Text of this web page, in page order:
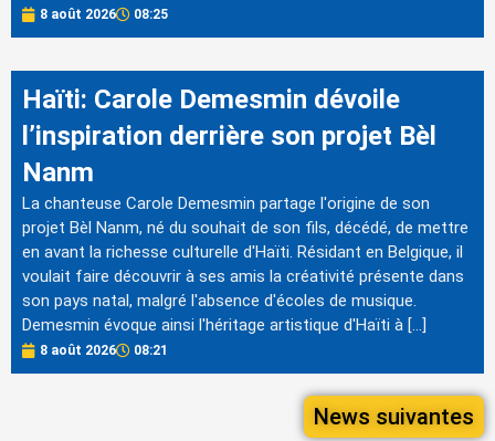
8 août 2026 08:25
Haïti: Carole Demesmin dévoile
l’inspiration derrière son projet Bèl
Nanm
La chanteuse Carole Demesmin partage l'origine de son
projet Bèl Nanm, né du souhait de son fils, décédé, de mettre
en avant la richesse culturelle d'Haïti. Résidant en Belgique, il
voulait faire découvrir à ses amis la créativité présente dans
son pays natal, malgré l'absence d'écoles de musique.
Demesmin évoque ainsi l'héritage artistique d'Haïti à […]
8 août 2026 08:21
News suivantes